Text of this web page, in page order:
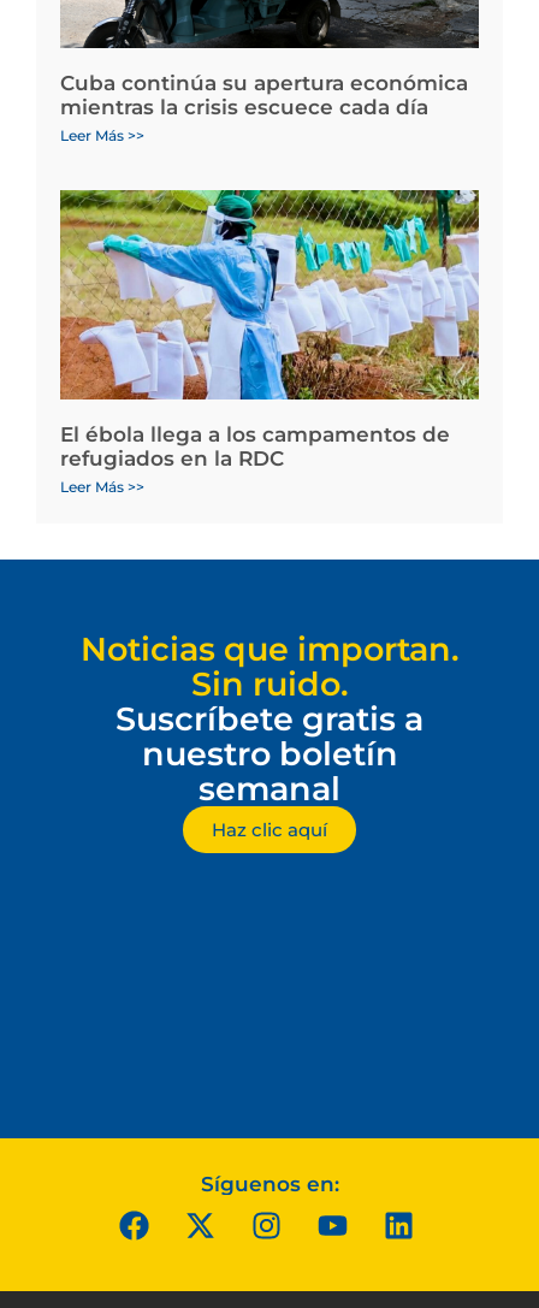
Cuba continúa su apertura económica
mientras la crisis escuece cada día
Leer Más >>
El ébola llega a los campamentos de
refugiados en la RDC
Leer Más >>
Noticias que importan.
Sin ruido.
Suscríbete gratis a
nuestro boletín
semanal
Haz clic aquí
Síguenos en: